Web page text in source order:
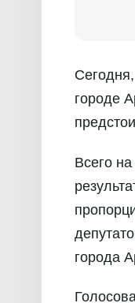
городе
Всего
города